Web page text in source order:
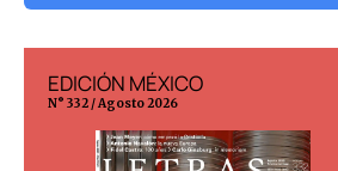
EDICIÓN MÉXICO
N° 332 / Agosto 2026